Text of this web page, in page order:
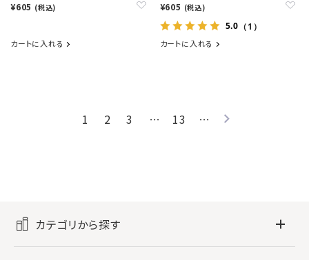
¥605 (税込)
カートに入れる
¥605 (税込)
5.0 （1）
カートに入れる
1 2 3 … 13 …
カテゴリから探す